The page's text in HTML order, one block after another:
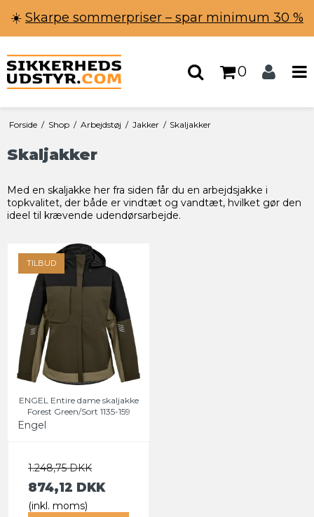
☀️ Skarpe sommerpriser – spar minimum 30 %
0
Forside / Shop / Arbejdstøj / Jakker / Skaljakker
Skaljakker
Med en skaljakke her fra siden får du en arbejdsjakke i
topkvalitet, der både er vindtæt og vandtæt, hvilket gør den
ideel til krævende udendørsarbejde.
TILBUD
ENGEL Entire dame skaljakke
Forest Green/Sort 1135-159
Engel
1.248,75 DKK
874,12 DKK
(inkl. moms)